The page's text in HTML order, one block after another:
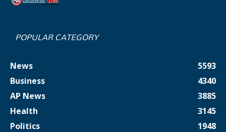
POPULAR CATEGORY
News
5593
Business
4340
AP News
3885
Health
3145
Politics
1948